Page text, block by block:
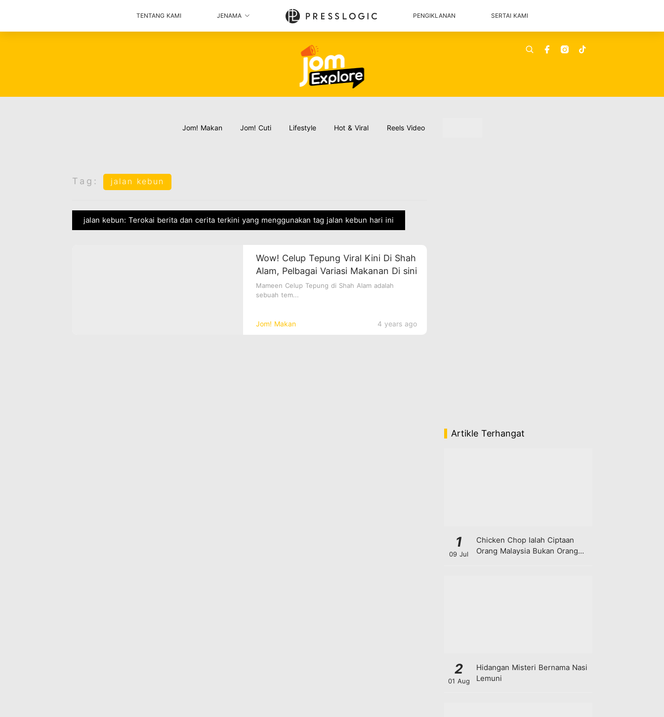
TENTANG KAMI JENAMA PENGIKLANAN SERTAI KAMI
Jom! Makan Jom! Cuti Lifestyle Hot & Viral Reels Video
Tag: jalan kebun
jalan kebun: Terokai berita dan cerita terkini yang menggunakan tag jalan kebun hari ini
Jom! Makan 4 years ago
Wow! Celup Tepung Viral Kini Di Shah
Alam, Pelbagai Variasi Makanan Di sini
Mameen Celup Tepung di Shah Alam adalah
sebuah tem...
Artikle Terhangat
1
09 Jul
Chicken Chop Ialah Ciptaan
Orang Malaysia Bukan Orang
2
01 Aug
Hidangan Misteri Bernama Nasi
Lemuni